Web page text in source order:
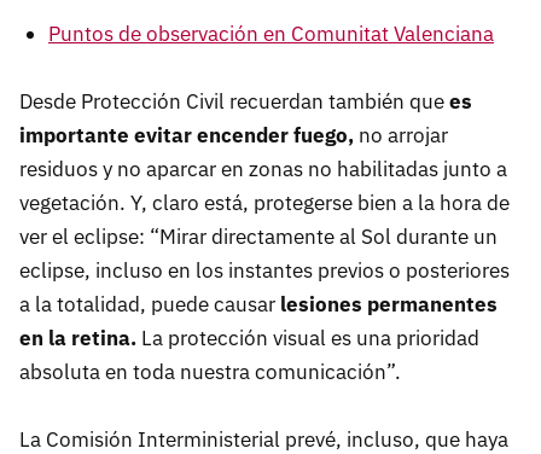
Puntos de observación en Comunitat Valenciana
Desde Protección Civil recuerdan también quees
importante evitar encender fuego, no arrojar
residuos y no aparcar en zonas no habilitadas junto a
vegetación. Y, claro está, protegerse bien a la hora de
ver el eclipse: “Mirar directamente al Sol durante un
eclipse, incluso en los instantes previos o posteriores
a la totalidad, puede causar lesiones permanentes
en la retina. La protección visual es una prioridad
absoluta en toda nuestra comunicación”.
La Comisión Interministerial prevé, incluso, que haya